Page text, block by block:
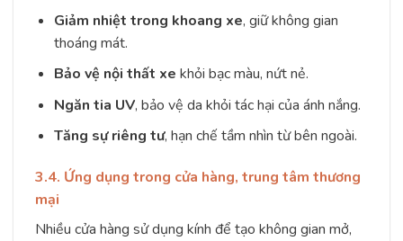
Giảm nhiệt trong khoang xe, giữ không gian
thoáng mát.
Bảo vệ nội thất xe khỏi bạc màu, nứt nẻ.
Ngăn tia UV, bảo vệ da khỏi tác hại của ánh nắng.
Tăng sự riêng tư, hạn chế tầm nhìn từ bên ngoài.
3.4. Ứng dụng trong cửa hàng, trung tâm thương
mại
Nhiều cửa hàng sử dụng kính để tạo không gian mở,